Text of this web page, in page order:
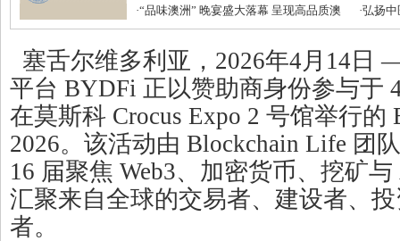
化中心年度盛典圆满收官
·“品味澳洲” 晚宴盛大落幕 呈现高品质澳
式美味
·弘扬中
滋补节
塞舌尔维多利亚，2026年4月14
平台 BYDFi 正以赞助商身份参与于
在莫斯科 Crocus Expo 2 号馆举行的
2026。该活动由 Blockchain Life 团
16 届聚焦 Web3、加密货币、挖矿
汇聚来自全球的交易者、建设者、
者。